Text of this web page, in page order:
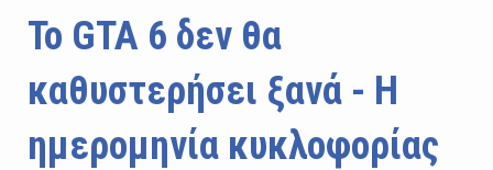
Το GTA 6 δεν θα
καθυστερήσει ξανά - Η
ημερομηνία κυκλοφορίας